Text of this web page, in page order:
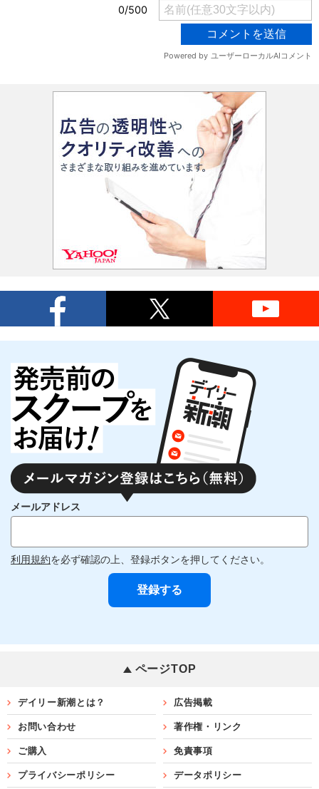
メールアドレス
利用規約を必ず確認の上、登録ボタンを押してください。
ページTOP
デイリー新潮とは？ 広告掲載
お問い合わせ 著作権・リンク
ご購入 免責事項
プライバシーポリシー データポリシー